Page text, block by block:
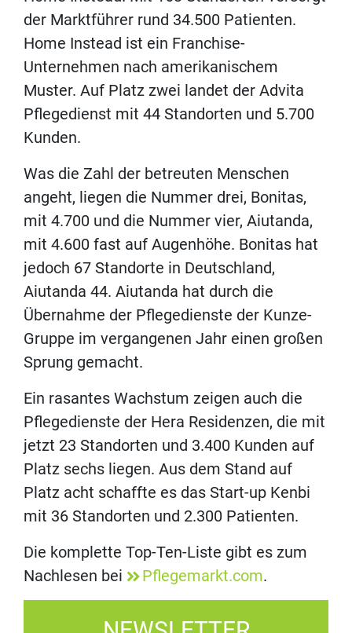
der Marktführer rund 34.500 Patienten.
Home Instead ist ein Franchise-
Unternehmen nach amerikanischem
Muster. Auf Platz zwei landet der Advita
Pflegedienst mit 44 Standorten und 5.700
Kunden.
Was die Zahl der betreuten Menschen
angeht, liegen die Nummer drei, Bonitas,
mit 4.700 und die Nummer vier, Aiutanda,
mit 4.600 fast auf Augenhöhe. Bonitas hat
jedoch 67 Standorte in Deutschland,
Aiutanda 44. Aiutanda hat durch die
Übernahme der Pflegedienste der Kunze-
Gruppe im vergangenen Jahr einen großen
Sprung gemacht.
Ein rasantes Wachstum zeigen auch die
Pflegedienste der Hera Residenzen, die mit
jetzt 23 Standorten und 3.400 Kunden auf
Platz sechs liegen. Aus dem Stand auf
Platz acht schaffte es das Start-up Kenbi
mit 36 Standorten und 2.300 Patienten.
Die komplette Top-Ten-Liste gibt es zum
Nachlesen bei
Pflegemarkt.com.